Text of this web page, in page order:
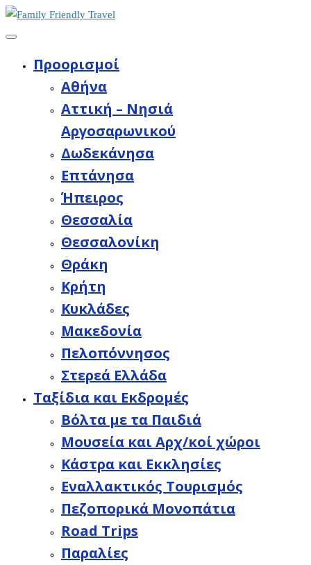
Προορισμοί
Aθήνα
Αττική – Νησιά
Αργοσαρωνικού
Δωδεκάνησα
Επτάνησα
Ήπειρος
Θεσσαλία
Θεσσαλονίκη
Θράκη
Κρήτη
Κυκλάδες
Μακεδονία
Πελοπόννησος
Στερεά Ελλάδα
Ταξίδια και Εκδρομές
Βόλτα με τα Παιδιά
Μουσεία και Αρχ/κοί χώροι
Κάστρα και Εκκλησίες
Εναλλακτικός Τουρισμός
Πεζοπορικά Μονοπάτια
Road Trips
Παραλίες